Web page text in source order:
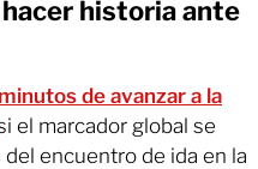
historia ante
de avanzar a la
el marcador global se
encuentro de ida en la